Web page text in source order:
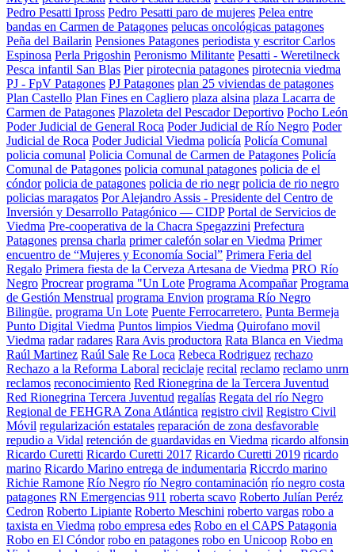
Pedro Pesatti Ipross Pedro Pesatti paro de mujeres Pelea entre
bandas en Carmen de Patagones pelucas oncológicas patagones
Peña del Bailarin Pensiones Patagones periodista y escritor Carlos
Espinosa Perla Prigoshin Peronismo Militante Pesatti - Weretilneck
Pesca infantil San Blas Pier pirotecnia patagones pirotecnia viedma
PJ - FpV Patagones PJ Patagones plan 25 viviendas de patagones
Plan Castello Plan Fines en Cagliero plaza alsina plaza Lacarra de
Carmen de Patagones Plazoleta del Pescador Deportivo Pocho León
Poder Judicial de General Roca Poder Judicial de Río Negro Poder
Judicial de Roca Poder Judicial Viedma policía Policía Comunal
policia comunal Policia Comunal de Carmen de Patagones Policía
Comunal de Patagones policia comunal patagones policia de el
cóndor policia de patagones policia de rio negr policia de rio negro
policias maragatos Por Alejandro Assis - Presidente del Centro de
Inversión y Desarrollo Patagónico — CIDP Portal de Servicios de
Viedma Pre-cooperativa de la Chacra Spegazzini Prefectura
Patagones prensa charla primer calefón solar en Viedma Primer
encuentro de “Mujeres y Economía Social” Primera Feria del
Regalo Primera fiesta de la Cerveza Artesana de Viedma PRO Río
Negro Procrear programa "Un Lote Programa Acompañar Programa
de Gestión Menstrual programa Envion programa Río Negro
Bilingüe. programa Un Lote Puente Ferrocarretero. Punta Bermeja
Punto Digital Viedma Puntos limpios Viedma Quirofano movil
Viedma radar radares Rara Avis productora Rata Blanca en Viedma
Raúl Martinez Raúl Sale Re Loca Rebeca Rodriguez rechazo
Rechazo a la Reforma Laboral reciclaje recital reclamo reclamo unrn
reclamos reconocimiento Red Rionegrina de la Tercera Juventud
Red Rionegrina Tercera Juventud regalías Regata del río Negro
Regional de FEHGRA Zona Atlántica registro civil Registro Civil
Móvil regularización estatales reparación de zona desfavorable
repudio a Vidal retención de guardavidas en Viedma ricardo alfonsin
Ricardo Curetti Ricardo Curetti 2017 Ricardo Curetti 2019 ricardo
marino Ricardo Marino entrega de indumentaria Riccrdo marino
Richie Ramone Río Negro río Negro contaminación río negro costa
patagones RN Emergencias 911 roberta scavo Roberto Julían Peréz
Cedron Roberto Lipiante Roberto Meschini roberto vargas robo a
taxista en Viedma robo empresa edes Robo en el CAPS Patagonia
Robo en El Cóndor robo en patagones robo en Unicoop Robo en